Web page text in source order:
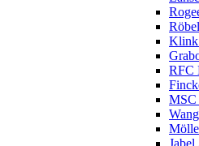
RFC
MSC